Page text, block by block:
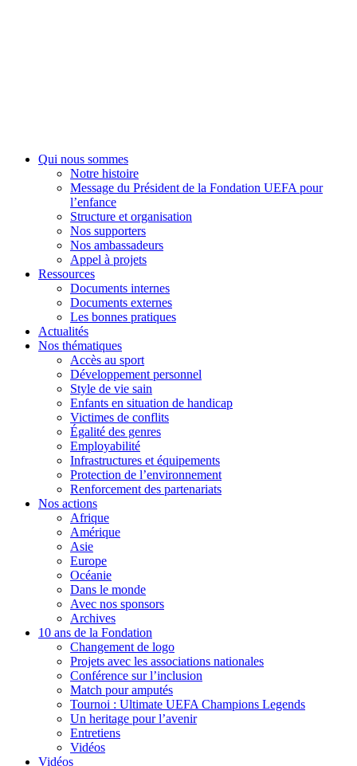
Fondation UEFA
Qui nous sommes
Notre histoire
Message du Président de la Fondation UEFA pour
l’enfance
Structure et organisation
Nos supporters
Nos ambassadeurs
Appel à projets
Ressources
Documents internes
Documents externes
Les bonnes pratiques
Actualités
Nos thématiques
Accès au sport
Développement personnel
Style de vie sain
Enfants en situation de handicap
Victimes de conflits
Égalité des genres
Employabilité
Infrastructures et équipements
Protection de l’environnement
Renforcement des partenariats
Nos actions
Afrique
Amérique
Asie
Europe
Océanie
Dans le monde
Avec nos sponsors
Archives
10 ans de la Fondation
Changement de logo
Projets avec les associations nationales
Conférence sur l’inclusion
Match pour amputés
Tournoi : Ultimate UEFA Champions Legends
Un heritage pour l’avenir
Entretiens
Vidéos
Vidéos